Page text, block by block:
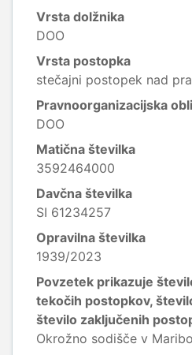
Vrsta dolžnika
DOO
Vrsta postopka
stečajni postopek nad
Pravnoorganizacijska
DOO
Matična številka
3592464000
Davčna številka
SI 61234257
Opravilna številka
1939/2023
Povzetek prikazuje
tekočih postopkov,
število zaključenih
Okrožno sodišče v